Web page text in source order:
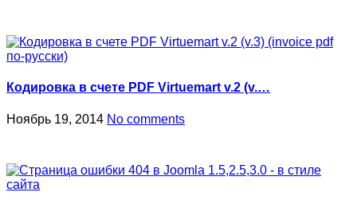
Кодировка в счете PDF Virtuemart v.2 (v.…
Ноябрь 19, 2014 No comments